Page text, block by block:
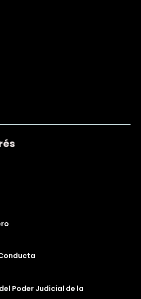
Poder Judicial de la